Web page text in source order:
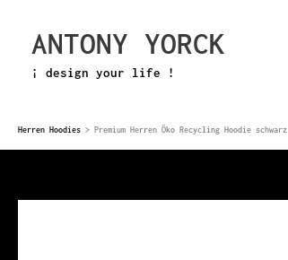
InhaltANTONY YORCK
¡ design your life !
Herren Hoodies > Premium Herren Öko Recycling Hoodie schwarz